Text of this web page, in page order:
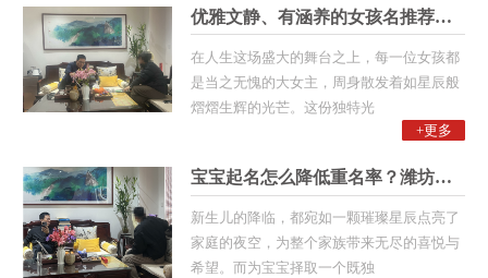
优雅文静、有涵养的女孩名推荐！潍
在人生这场盛大的舞台之上，每一位女孩都
是当之无愧的大女主，周身散发着如星辰般
熠熠生辉的光芒。这份独特光
+更多
宝宝起名怎么降低重名率？潍坊起名
新生儿的降临，都宛如一颗璀璨星辰点亮了
家庭的夜空，为整个家族带来无尽的喜悦与
希望。而为宝宝择取一个既独